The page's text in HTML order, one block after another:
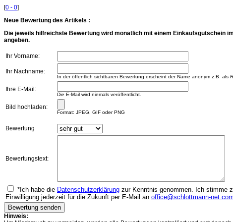
[0 - 0]
Neue Bewertung des Artikels :
Die jeweils hilfreichste Bewertung wird monatlich mit einem Einkaufsgutschein
angeben.
Ihr Vorname:
Ihr Nachname:
In der öffentlich sichtbaren Bewertung erscheint der Name anonym z.B. als
Ihre E-Mail:
Die E-Mail wird niemals veröffentlicht.
Bild hochladen:
Format: JPEG, GIF oder PNG
Bewertung
Bewertungstext:
*Ich habe die Datenschutzerklärung zur Kenntnis genommen. Ich stimme
Einwilligung jederzeit für die Zukunft per E-Mail an office@schlottmann-net.com
Hinweis: